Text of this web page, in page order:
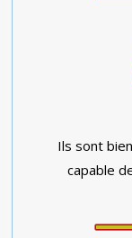
Ils sont
capable